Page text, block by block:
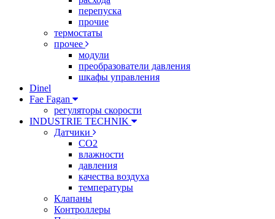
перепуска
прочие
термостаты
прочее
модули
преобразователи давления
шкафы управления
Dinel
Fae Fagan
регуляторы скорости
INDUSTRIE TECHNIK
Датчики
CO2
влажности
давления
качества воздуха
температуры
Клапаны
Контроллеры